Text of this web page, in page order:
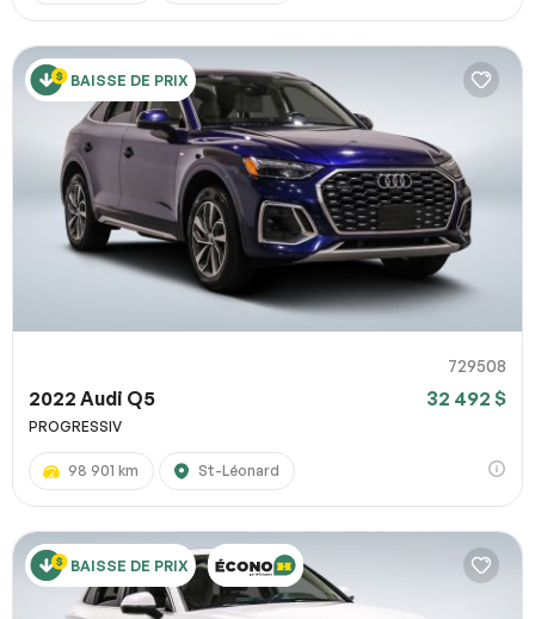
BAISSE DE PRIX
729508
2022 Audi Q5 32 492 $
PROGRESSIV
98 901 km St-Léonard
BAISSE DE PRIX